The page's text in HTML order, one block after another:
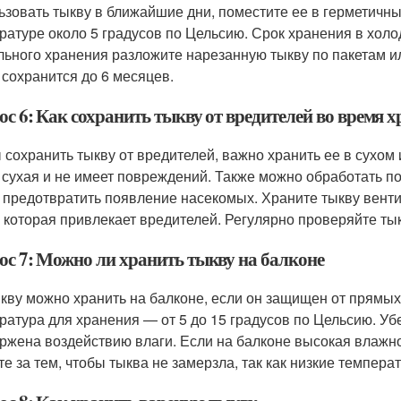
тыкву в ближайшие дни, поместите ее в
около 5 градусов по Цельсию. Срок хранения в
хранения разложите нарезанную тыкву по пакетам
до 6 месяцев.
6: Как сохранить тыкву от вредителей во время
тыкву от вредителей, важно хранить ее в
и не имеет повреждений. Также можно обработать
появление насекомых. Храните тыкву
которая привлекает вредителей. Регулярно проверяйте
7: Можно ли хранить тыкву на балконе
можно хранить на балконе, если он защищен от
для хранения — от 5 до 15 градусов по Цельсию.
воздействию влаги. Если на балконе высокая
за тем, чтобы тыква не замерзла, так как низкие